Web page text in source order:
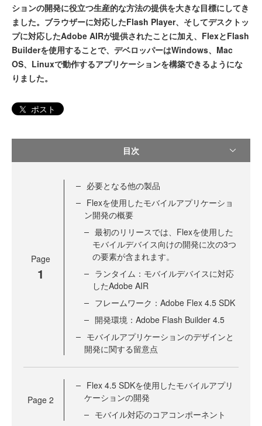
ションの開発に役立つ生産的な方法の提供を大きな目標にしてき
ました。ブラウザーに対応したFlash Player、そしてデスクトッ
プに対応したAdobe AIRが提供されたことに加え、FlexとFlash
Builderを使用することで、デベロッパーはWindows、Mac
OS、Linuxで動作するアプリケーションを構築できるようにな
りました。
ポスト
目次
Page
1
必要となる他の製品
Flexを使用したモバイルアプリケーショ
ン開発の概要
最初のリリースでは、Flexを使用した
モバイルデバイス向けの開発に次の3つ
の要素が含まれます。
ランタイム：モバイルデバイスに対応
したAdobe AIR
フレームワーク：Adobe Flex 4.5 SDK
開発環境：Adobe Flash Builder 4.5
モバイルアプリケーションのデザインと
開発に関する留意点
Page 2
Flex 4.5 SDKを使用したモバイルアプリ
ケーションの開発
モバイル対応のコアコンポーネント